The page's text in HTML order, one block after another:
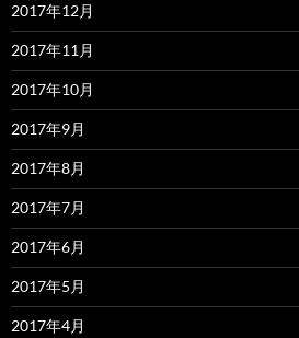
2017年12月
2017年11月
2017年10月
2017年9月
2017年8月
2017年7月
2017年6月
2017年5月
2017年4月